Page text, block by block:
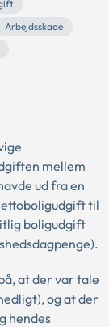
Arbejdsskade
mellem
ud fra en
til
boligudgift
at der var tale
og at der
hendes